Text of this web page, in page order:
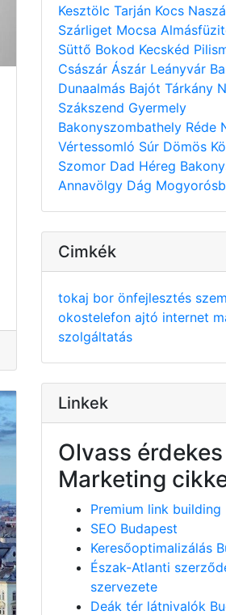
Kesztölc Tarján Kocs
Szárliget Mocsa
Süttő Bokod Kecskéd
Császár Ászár Leányvár
Dunaalmás Bajót Tárkány
Szákszend Gyermely
Bakonyszombathely Réde
Vértessomló Súr Dömös
Szomor Dad Héreg
Annavölgy Dág
Cimkék
tokaj bor önfejlesztés
okostelefon ajtó internet
szolgáltatás
Linkek
Olvass érdekes
Marketing
Premium link building
SEO Budapest
Keresőoptimalizálás
Észak-Atlanti
szervezete
Deák tér látnivalók